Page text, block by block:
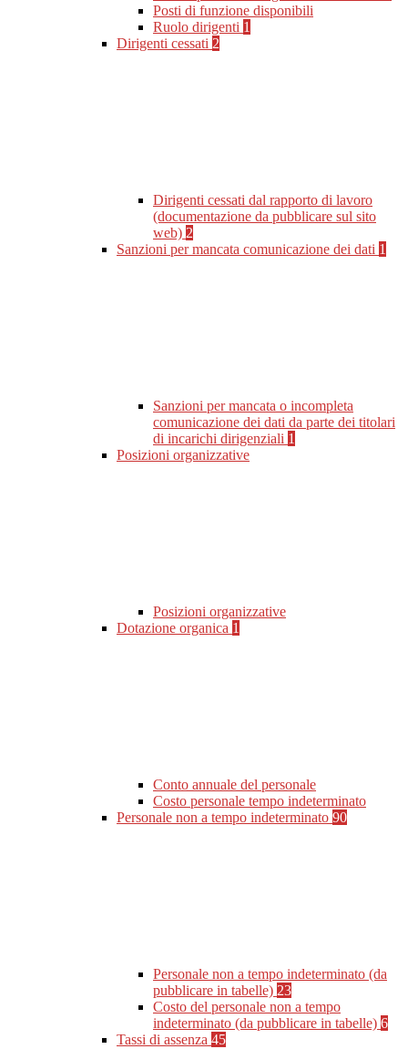
Posti di funzione disponibili
Ruolo dirigenti 1
Dirigenti cessati 2
Dirigenti cessati dal rapporto di lavoro
(documentazione da pubblicare sul sito
web) 2
Sanzioni per mancata comunicazione dei dati 1
Sanzioni per mancata o incompleta
comunicazione dei dati da parte dei titolari
di incarichi dirigenziali 1
Posizioni organizzative
Posizioni organizzative
Dotazione organica 1
Conto annuale del personale
Costo personale tempo indeterminato
Personale non a tempo indeterminato 90
Personale non a tempo indeterminato (da
pubblicare in tabelle) 23
Costo del personale non a tempo
indeterminato (da pubblicare in tabelle) 6
Tassi di assenza 45